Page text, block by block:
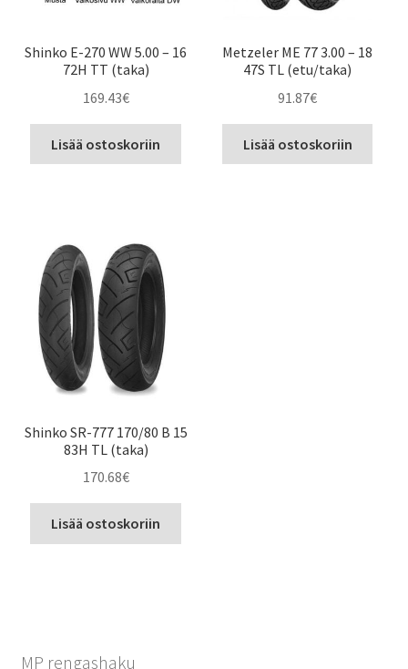
Shinko E-270 WW 5.00 – 16
72H TT (taka)
169.43€
Lisää ostoskoriin
Metzeler ME 77 3.00 – 18
47S TL (etu/taka)
91.87€
Lisää ostoskoriin
Shinko SR-777 170/80 B 15
83H TL (taka)
170.68€
Lisää ostoskoriin
MP rengashaku